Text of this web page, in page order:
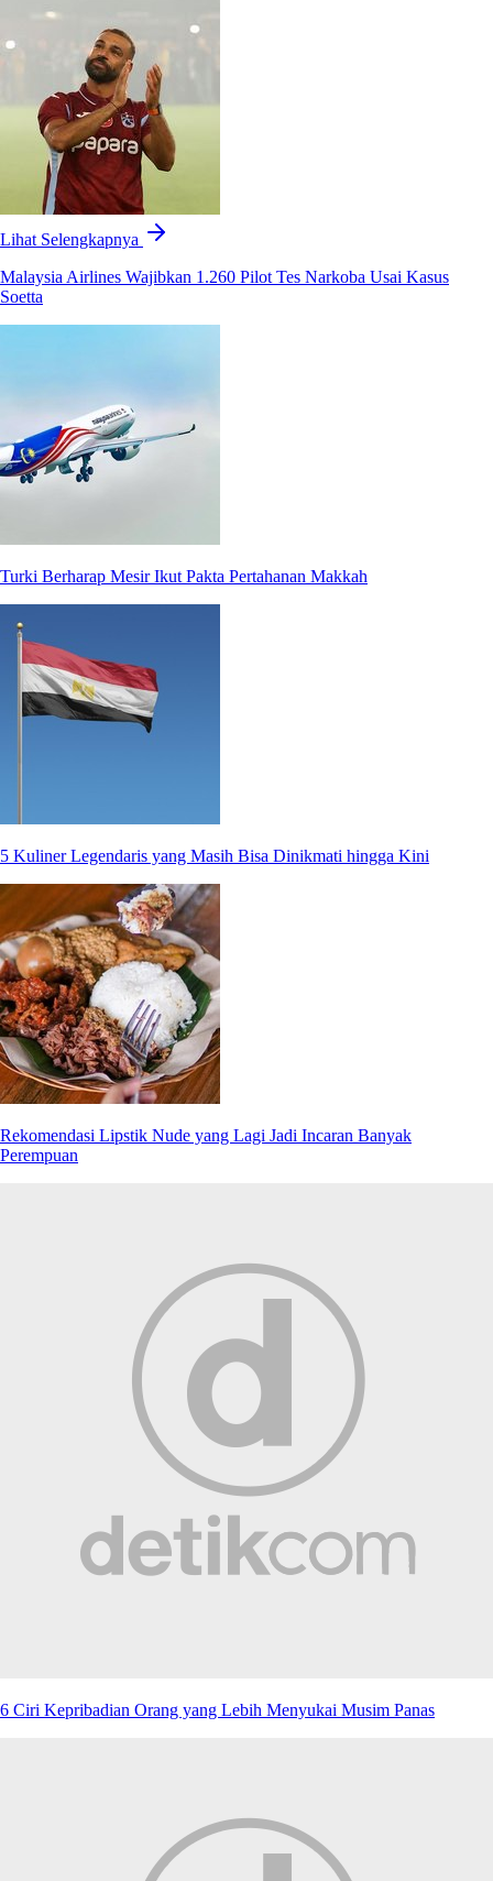
Lihat Selengkapnya
Malaysia Airlines Wajibkan 1.260 Pilot Tes Narkoba Usai Kasus
Soetta
Turki Berharap Mesir Ikut Pakta Pertahanan Makkah
5 Kuliner Legendaris yang Masih Bisa Dinikmati hingga Kini
Rekomendasi Lipstik Nude yang Lagi Jadi Incaran Banyak
Perempuan
6 Ciri Kepribadian Orang yang Lebih Menyukai Musim Panas